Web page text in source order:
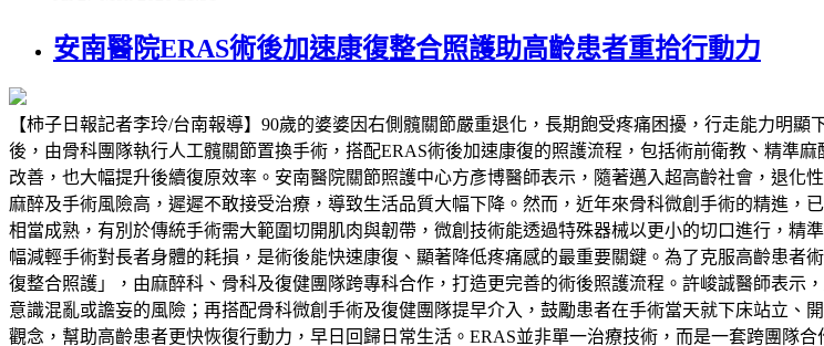
安南醫院ERAS術後加速康復整合照護助高齡患者重拾行動力
【柿子日報記者李玲/台南報導】90歲的婆婆因右側髖關節嚴重退化，長期飽受疼痛困擾，行走能力明
後，由骨科團隊執行人工髖關節置換手術，搭配ERAS術後加速康復的照護流程，包括術前衛教、精準
改善，也大幅提升後續復原效率。安南醫院關節照護中心方彥博醫師表示，隨著邁入超高齡社會，退化
麻醉及手術風險高，遲遲不敢接受治療，導致生活品質大幅下降。然而，近年來骨科微創手術的精進
相當成熟，有別於傳統手術需大範圍切開肌肉與韌帶，微創技術能透過特殊器械以更小的切口進行，
幅減輕手術對長者身體的耗損，是術後能快速康復、顯著降低疼痛感的最重要關鍵。為了克服高齡患
復整合照護」，由麻醉科、骨科及復健團隊跨專科合作，打造更完善的術後照護流程。許峻誠醫師表
意識混亂或譫妄的風險；再搭配骨科微創手術及復健團隊提早介入，鼓勵患者在手術當天就下床站立
觀念，幫助高齡患者更快恢復行動力，早日回歸日常生活。ERAS並非單一治療技術，而是一套跨團隊